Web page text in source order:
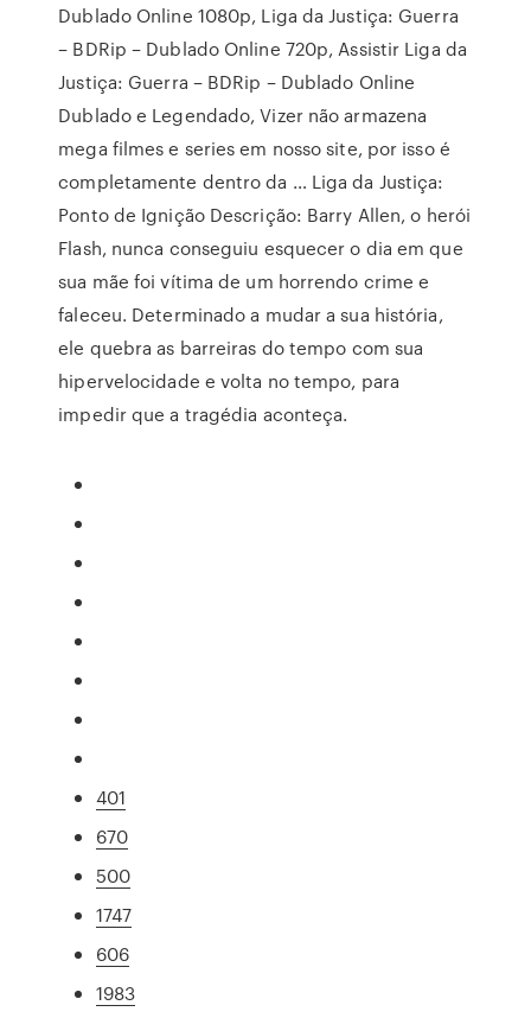
Dublado Online 1080p, Liga da Justiça: Guerra
– BDRip – Dublado Online 720p, Assistir Liga da
Justiça: Guerra – BDRip – Dublado Online
Dublado e Legendado, Vizer não armazena
mega filmes e series em nosso site, por isso é
completamente dentro da … Liga da Justiça:
Ponto de Ignição Descrição: Barry Allen, o herói
Flash, nunca conseguiu esquecer o dia em que
sua mãe foi vítima de um horrendo crime e
faleceu. Determinado a mudar a sua história,
ele quebra as barreiras do tempo com sua
hipervelocidade e volta no tempo, para
impedir que a tragédia aconteça.
401
670
500
1747
606
1983